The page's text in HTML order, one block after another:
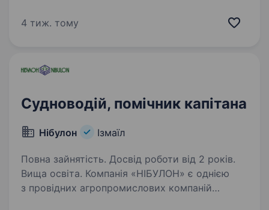
пілот, штурман різних БПЛА Гарантуємо: Гідне
4 тиж. тому
Судноводій, помічник капітана
Нібулон Ізмаїл
Повна зайнятість. Досвід роботи від 2 років.
Вища освіта. Компанія «НІБУЛОН» є однією
з провідних агропромислових компаній